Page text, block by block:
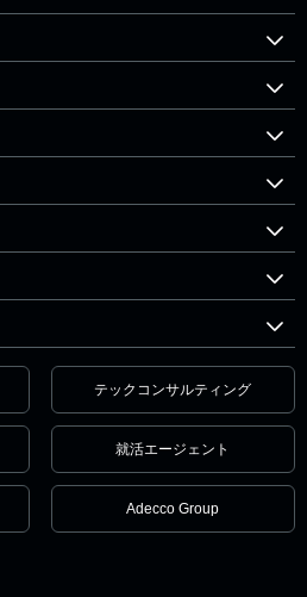
テックコンサルティング
就活エージェント
Adecco Group